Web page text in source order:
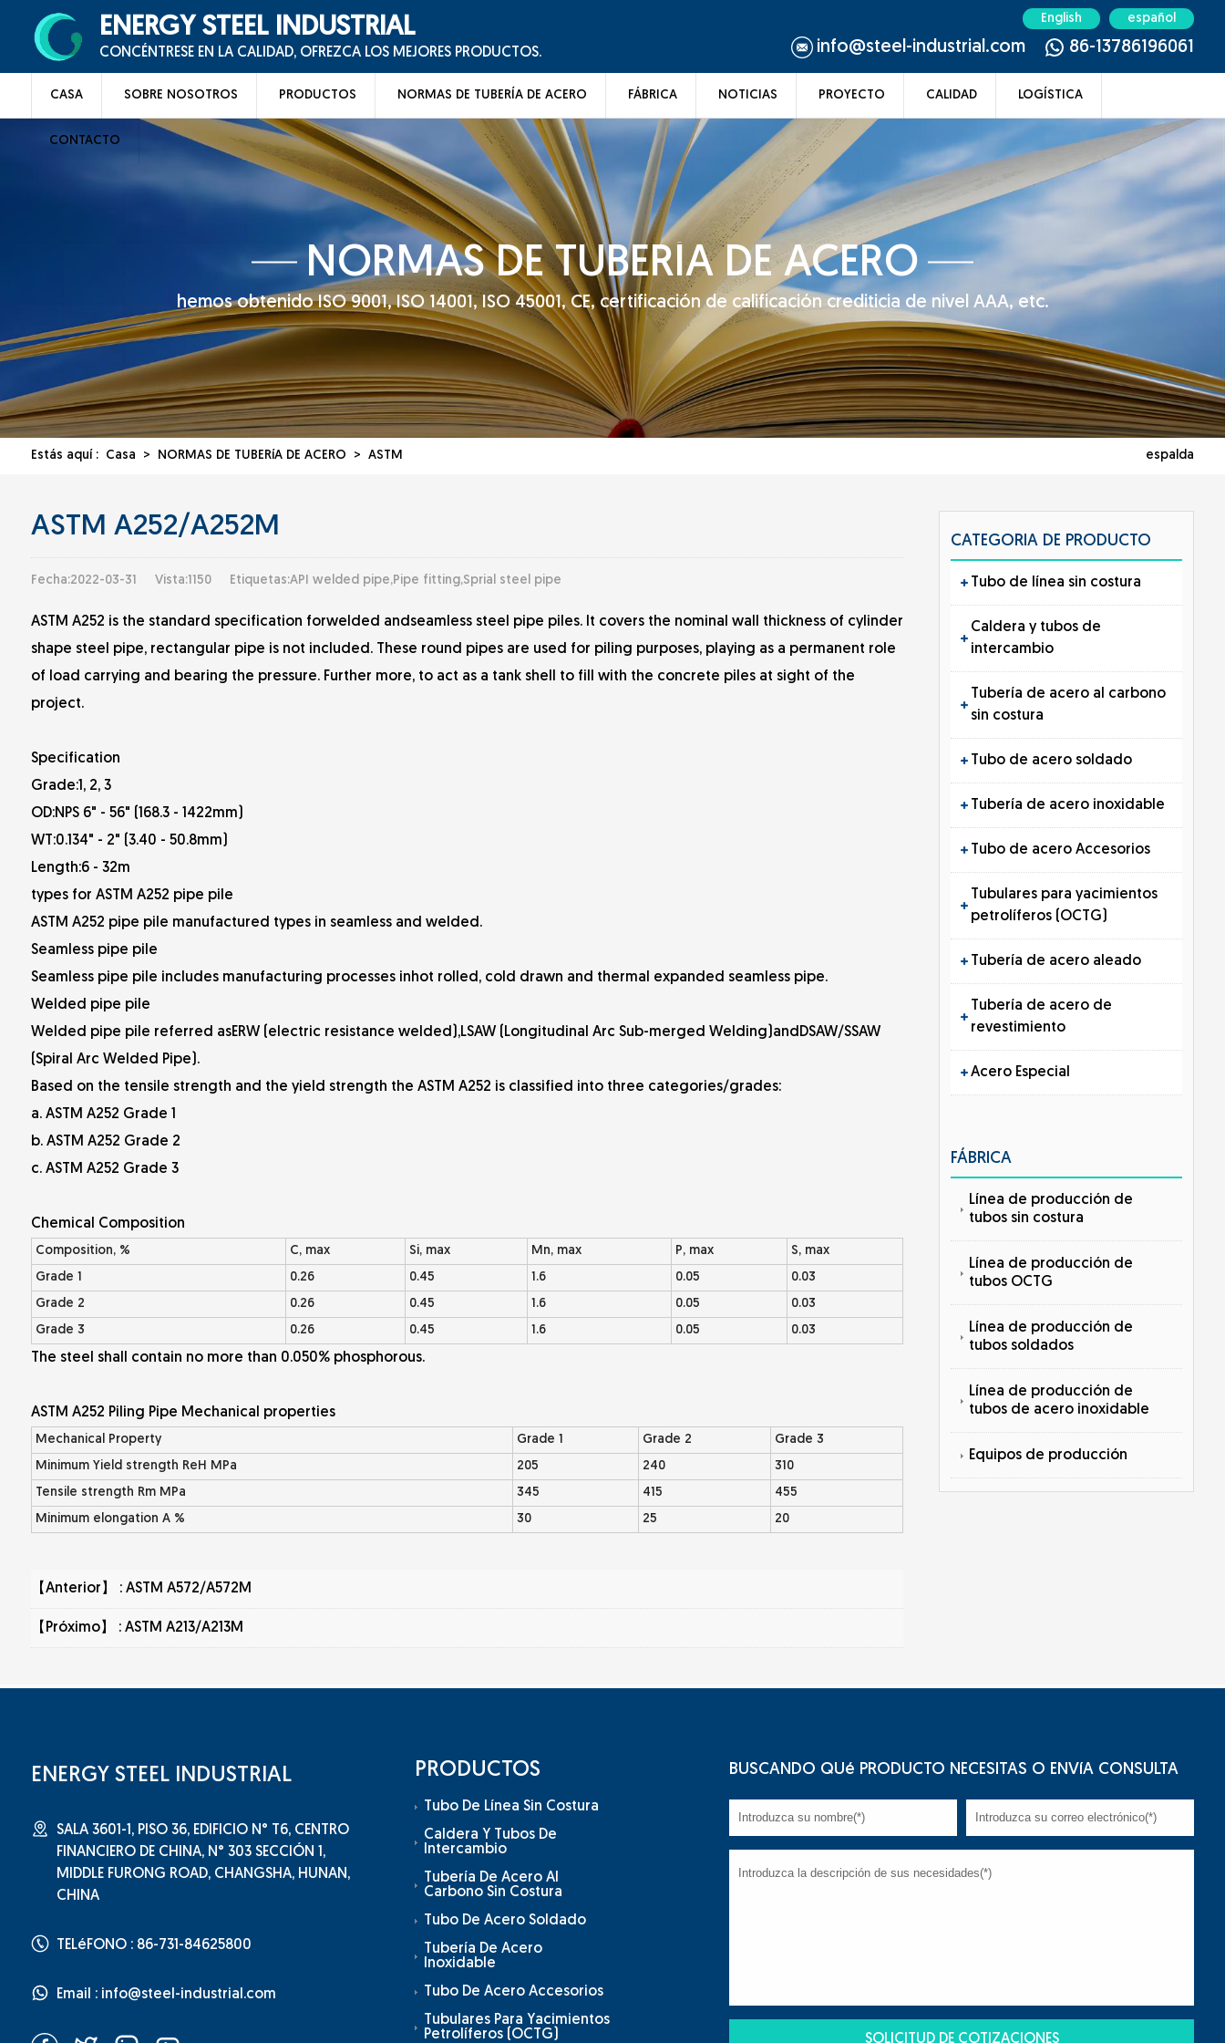
ENERGY STEEL INDUSTRIAL
CONCÉNTRESE EN LA CALIDAD, OFREZCA LOS MEJORES PRODUCTOS.
English español
86-13786196061
info@steel-industrial.com
CASA SOBRE NOSOTROS PRODUCTOS NORMAS DE TUBERÍA DE ACERO FÁBRICA NOTICIAS PROYECTO CALIDAD LOGÍSTICA
CONTACTO
NORMAS DE TUBERÍA DE ACERO
hemos obtenido ISO 9001, ISO 14001, ISO 45001, CE, certificación de calificación crediticia de nivel AAA, etc.
espalda
Estás aquí : Casa > NORMAS DE TUBERíA DE ACERO > ASTM
CATEGORIA DE PRODUCTO
Tubo de línea sin costura
Caldera y tubos de
intercambio
Tubería de acero al carbono
sin costura
Tubo de acero soldado
Tubería de acero inoxidable
Tubo de acero Accesorios
Tubulares para yacimientos
petrolíferos (OCTG)
Tubería de acero aleado
Tubería de acero de
revestimiento
Acero Especial
FÁBRICA
Línea de producción de
tubos sin costura
Línea de producción de
tubos OCTG
Línea de producción de
tubos soldados
Línea de producción de
tubos de acero inoxidable
Equipos de producción
ASTM A252/A252M
Fecha:2022-03-31 Vista:1150 Etiquetas:API welded pipe,Pipe fitting,Sprial steel pipe
ASTM A252 is the standard specification forwelded andseamless steel pipe piles. It covers the nominal wall thickness of cylinder
shape steel pipe, rectangular pipe is not included. These round pipes are used for piling purposes, playing as a permanent role
of load carrying and bearing the pressure. Further more, to act as a tank shell to fill with the concrete piles at sight of the
project.
Specification
Grade:1, 2, 3
OD:NPS 6" - 56" (168.3 - 1422mm)
WT:0.134" - 2" (3.40 - 50.8mm)
Length:6 - 32m
types for ASTM A252 pipe pile
ASTM A252 pipe pile manufactured types in seamless and welded.
Seamless pipe pile
Seamless pipe pile includes manufacturing processes inhot rolled, cold drawn and thermal expanded seamless pipe.
Welded pipe pile
Welded pipe pile referred asERW (electric resistance welded),LSAW (Longitudinal Arc Sub-merged Welding)andDSAW/SSAW
(Spiral Arc Welded Pipe).
Based on the tensile strength and the yield strength the ASTM A252 is classified into three categories/grades:
a. ASTM A252 Grade 1
b. ASTM A252 Grade 2
c. ASTM A252 Grade 3
Chemical Composition
Composition, % C, max Si, max Mn, max P, max
S, max
Grade 1
0.26 0.45 1.6 0.05
0.03
Grade 2
0.26 0.45 1.6 0.05
0.03
Grade 3
0.26 0.45 1.6 0.05 0.03
The steel shall contain no more than 0.050% phosphorous.
ASTM A252 Piling Pipe Mechanical properties
Mechanical Property Grade 1 Grade 2
Grade 3
Minimum Yield strength ReH MPa
205 240
310
Tensile strength Rm MPa
345 415
455
Minimum elongation A %
30 25 20
【Anterior】 : ASTM A572/A572M
【Próximo】 : ASTM A213/A213M
ENERGY STEEL INDUSTRIAL
SALA 3601-1, PISO 36, EDIFICIO N° T6, CENTRO
FINANCIERO DE CHINA, N° 303 SECCIÓN 1,
MIDDLE FURONG ROAD, CHANGSHA, HUNAN,
CHINA
TELéFONO : 86-731-84625800
Email : info@steel-industrial.com
PRODUCTOS
Tubo De Línea Sin Costura
Caldera Y Tubos De
Intercambio
Tubería De Acero Al
Carbono Sin Costura
Tubo De Acero Soldado
Tubería De Acero
Inoxidable
Tubo De Acero Accesorios
Tubulares Para Yacimientos
Petrolíferos (OCTG)
BUSCANDO QUé PRODUCTO NECESITAS O ENVíA CONSULTA